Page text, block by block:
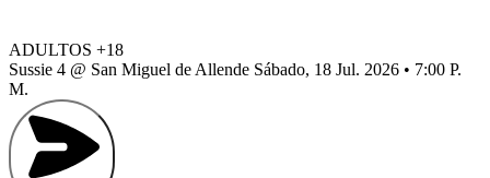
ADULTOS +18
Sussie 4 @ San Miguel de Allende Sábado, 18 Jul. 2026 • 7:00 P.
M.